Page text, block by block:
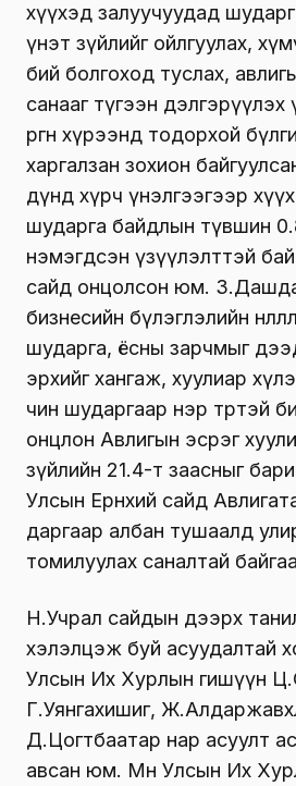
хүүхэд залуучуудад
үнэт зүйлийг ойлгуулах,
бий болгоход туслах,
санааг түгээн дэлгэрүүлэх
өргөн хүрээнд тодорхой
харгалзан зохион
дүнд хүрч үнэлгээгээр
шударга байдлын түвшин
нэмэгдсэн үзүүлэлттэй
сайд онцолсон юм.
бизнесийн бүлэглэлийн
шударга, ёсны зарчмыг
эрхийг хангаж, хуулиар
чин шударгаар нэр төртэй
онцлон Авлигын эсрэг
зүйлийн 21.4-т заасныг
Улсын Ерөнхий сайд
даргаар албан тушаалд
томилуулах саналтай
Н.Учрал сайдын дээрх
хэлэлцэж буй асуудалтай
Улсын Их Хурлын гишүүн
Г.Уянгахишиг,
Д.Цогтбаатар нар асуулт
авсан юм. Мөн Улсын Их